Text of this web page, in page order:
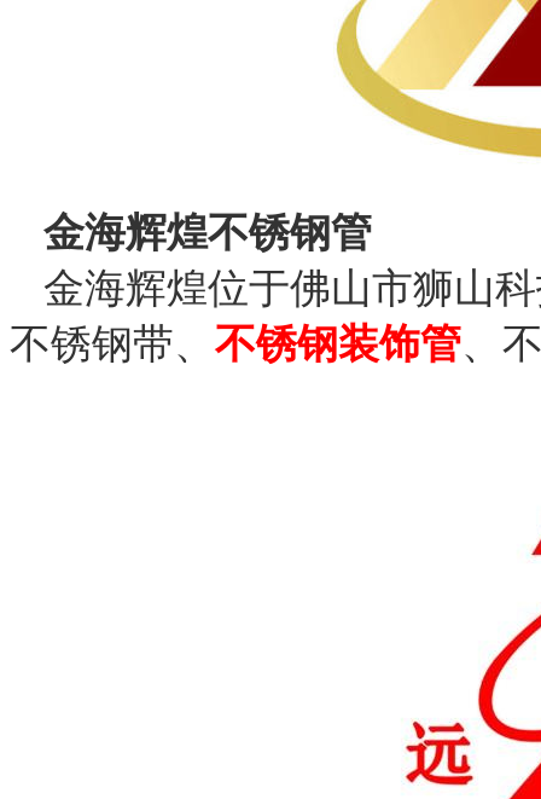
金海辉煌不锈钢管
金海辉煌位于佛山市狮山
不锈钢带、 不锈钢装饰管、